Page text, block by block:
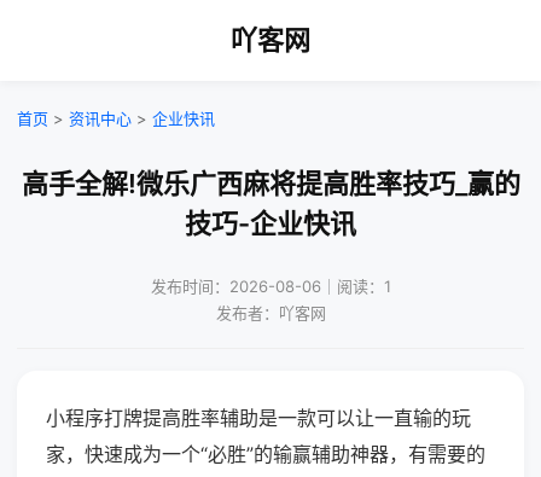
吖客网
首页 > 资讯中心 > 企业快讯
高手全解!微乐广西麻将提高胜率技巧_赢的
技巧-企业快讯
发布时间：2026-08-06｜阅读：1
发布者：吖客网
小程序打牌提高胜率辅助是一款可以让一直输的玩
家，快速成为一个“必胜”的输赢辅助神器，有需要的